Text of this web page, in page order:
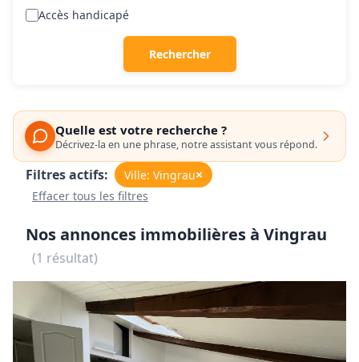
Accès handicapé
Rechercher
Quelle est votre recherche ?
Décrivez-la en une phrase, notre assistant vous répond.
Filtres actifs: Ville: Vingrau×
Effacer tous les filtres
Nos annonces immobilières à Vingrau
(1 résultat)